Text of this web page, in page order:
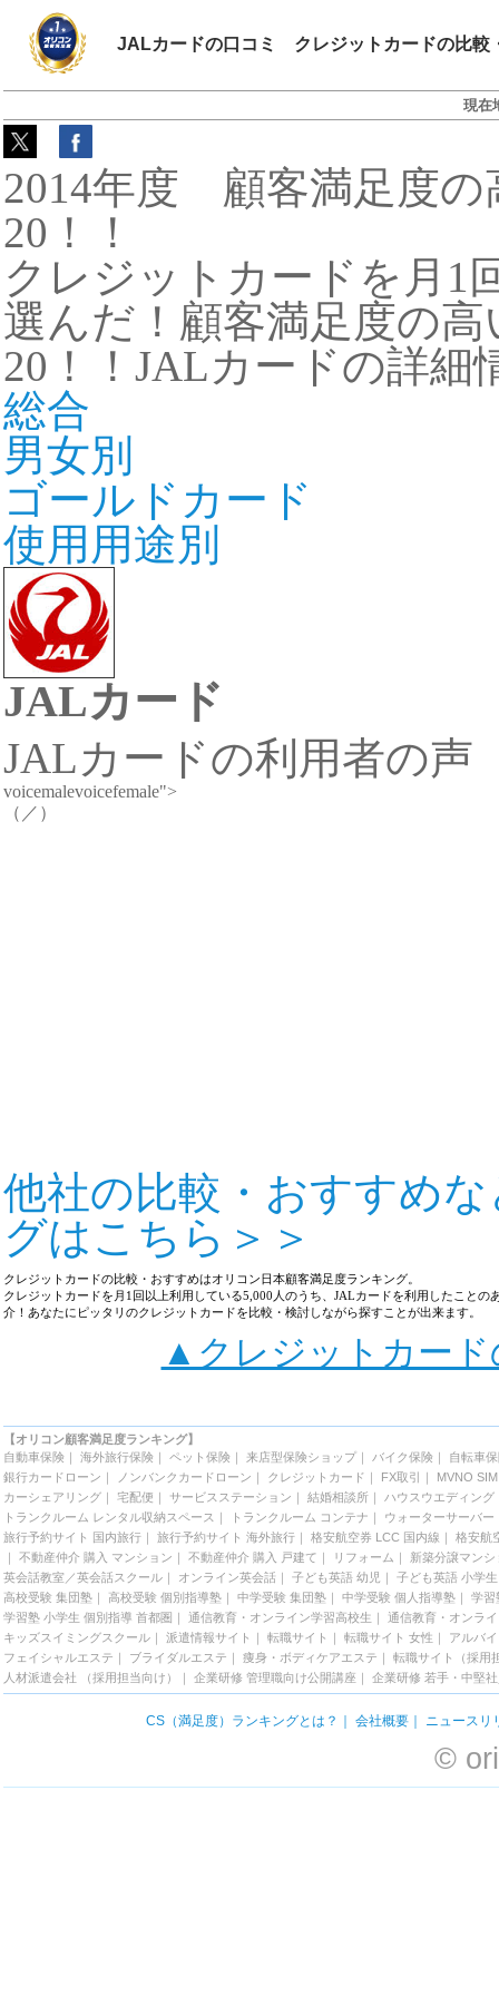
JALカードの口コミ クレジットカードの比較
現在
2014年度 顧客満足度の
20！！
クレジットカードを月1
選んだ！顧客満足度の
20！！JALカードの詳細
総合
男女別
ゴールドカード
使用用途別
JALカード
JALカードの利用者の声
voicemalevoicefemale">
（ ／ ）
他社の比較・おすすめ
グはこちら＞＞
クレジットカードの比較・おすすめはオリコン日本顧客満足度ランキング。
クレジットカードを月1回以上利用している5,000人のうち、JALカードを利用したことの
介！あなたにピッタリのクレジットカードを比較・検討しながら探すことが出来ます。
▲クレジットカー
【オリコン顧客満足度ランキング】
自動車保険｜ 海外旅行保険｜ ペット保険｜ 来店型保険ショップ｜ バイク保険｜
自転車
銀行カードローン ｜ ノンバンクカードローン ｜ クレジットカード ｜ FX取引 ｜ MVNO SIM
カーシェアリング｜ 宅配便 ｜ サービスステーション ｜ 結婚相談所｜ ハウスウエディング
トランクルーム レンタル収納スペース ｜ トランクルーム コンテナ ｜ ウォーターサーバー
旅行予約サイト 国内旅行｜ 旅行予約サイト 海外旅行｜ 格安航空券 LCC 国内線 ｜ 格安航
｜ 不動産仲介 購入 マンション ｜ 不動産仲介 購入 戸建て ｜ リフォーム ｜
新築分譲マンシ
英会話教室／英会話スクール｜ オンライン英会話 ｜ 子ども英語 幼児 ｜ 子ども英語 小学生
高校受験 集団塾｜ 高校受験 個別指導塾｜ 中学受験 集団塾｜ 中学受験 個人指導塾｜ 学習
学習塾 小学生 個別指導 首都圏 ｜ 通信教育・オンライン学習高校生 ｜
通信教育・オンラ
キッズスイミングスクール｜ 派遣情報サイト ｜ 転職サイト ｜ 転職サイト 女性 ｜
アルバ
フェイシャルエステ ｜ ブライダルエステ ｜ 痩身・ボディケアエステ ｜ 転職サイト（採用
人材派遣会社 （採用担当向け）
｜ 企業研修 管理職向け公開講座 ｜ 企業研修 若手・中堅
CS（満足度）ランキングとは？ 会社概要｜ ニュースリ
©